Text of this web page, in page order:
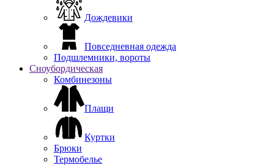
Дождевики
Повседневная одежда
Подшлемники, вороты
Сноубордическая
Комбинезоны
Плащи
Куртки
Брюки
Термобелье